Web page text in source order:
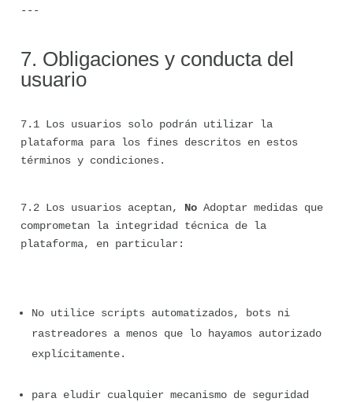
---
7. Obligaciones y conducta del
usuario
7.1 Los usuarios solo podrán utilizar la
plataforma para los fines descritos en estos
términos y condiciones.
7.2 Los usuarios aceptan, No Adoptar medidas que
comprometan la integridad técnica de la
plataforma, en particular:
No utilice scripts automatizados, bots ni
rastreadores a menos que lo hayamos autorizado
explícitamente.
para eludir cualquier mecanismo de seguridad